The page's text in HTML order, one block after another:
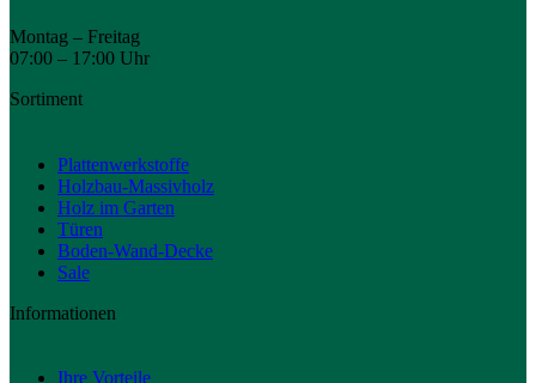
Montag – Freitag
07:00 – 17:00 Uhr
Sortiment
Plattenwerkstoffe
Holzbau-Massivholz
Holz im Garten
Türen
Boden-Wand-Decke
Sale
Informationen
Ihre Vorteile